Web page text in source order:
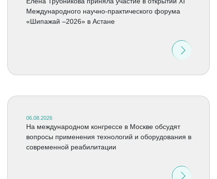
Международного научно-практического форума
«Шипажай –2026» в Астане
06.08.2026
На международном конгрессе в Москве обсудят
вопросы применения технологий и оборудования в
современной реабилитации